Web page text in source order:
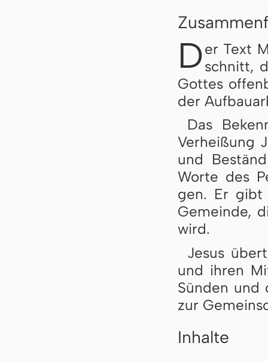
Der Text
schnitt,
Got­tes
der
Das
Ver­hei­ßung
und
Wor­te des
gen. Er gibt
Ge­mein­de,
wird.
Jesus
und ih­ren
Sün­den
zur
Inhalte